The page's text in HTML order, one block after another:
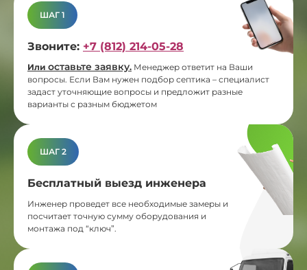
ШАГ 1
Звоните: +7 (812) 214-05-28
Или оставьте заявку. Менеджер ответит на Ваши
вопросы. Если Вам нужен подбор септика – специалист
задаст уточняющие вопросы и предложит разные
варианты с разным бюджетом
ШАГ 2
Бесплатный выезд инженера
Инженер проведет все необходимые замеры и
посчитает точную сумму оборудования и
монтажа под “ключ”.